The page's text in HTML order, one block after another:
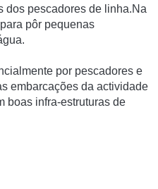
dos pescadores de linha.Na
pôr pequenas
por pescadores e
embarcações da actividade
boas infra-estruturas de